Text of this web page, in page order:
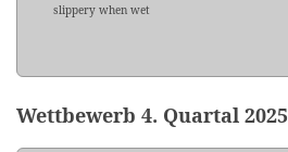
slippery when wet
Wettbewerb 4. Quartal 2025